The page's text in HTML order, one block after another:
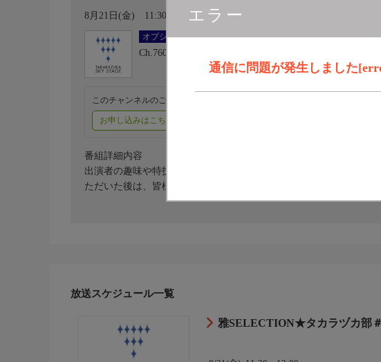
エラー
通信に問題が発生しました
8月21日(金) 11:30〜12:00 カレンダー登録
オプション
Ch.760
このチャンネルのご視聴には、オプションチャンネル(有料)のご契約が必要と
お申し込みはこちら
番組詳細内容
出演者の趣味や特技を基に部活動を立ち上げ、部長を中心に、新入
ただいた後は、皆様も入部したくなるはず！？
放送スケジュール一覧
雅SELECTION★タカラヅカ部＃